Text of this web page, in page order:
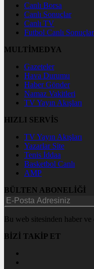
Canlı Borsa
Canlı Sonuçlar
Canlı TV
Futbol Canlı Sonuçlar
MULTİMEDYA
Gazeteler
Hava Durumu
Haber Gönder
Namaz Vakitleri
TV Yayın Akışları
HIZLI SERVİS
TV Yayın Akışları
Yazarlar Site
Tenis İddaa
Basketbol Canlı
AMP
BÜLTEN ABONELİĞİ
Bu web sitesinden haber
BİZİ TAKİP ET